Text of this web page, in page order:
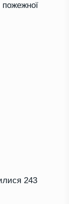
пожежної
243